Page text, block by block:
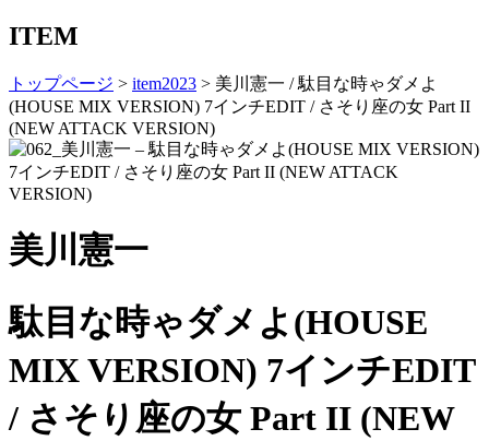
ITEM
トップページ > item2023 > 美川憲一 / 駄目な時ゃダメよ
(HOUSE MIX VERSION) 7インチEDIT / さそり座の女 Part II
(NEW ATTACK VERSION)
美川憲一
駄目な時ゃダメよ(HOUSE
MIX VERSION) 7インチEDIT
/ さそり座の女 Part II (NEW